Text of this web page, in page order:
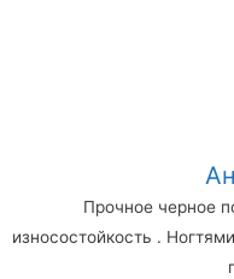
Прочное черное
износостойкость .